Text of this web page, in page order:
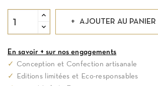
AJOUTER AU PANIER
En savoir + sur nos engagements
✓
Conception et Confection artisanale
✓
Editions limitées et Eco-responsables